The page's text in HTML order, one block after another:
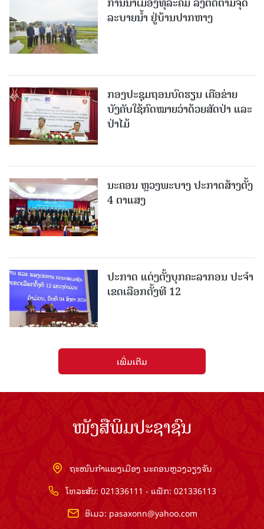
ລະບາຍນໍ້າ ຢູ່ບ້ານປາກຫາງ
ກອງປະຊຸມຖອນບົດຮຽນ ເຄືອຂ່າຍ
ບັງຄັບໃຊ້ກົດໝາຍວ່າດ້ວຍສັດປ່າ ແລະ
ປ່າໄມ້
ນະຄອນ ຫຼວງພະບາງ ປະ​ກາດ​ສ້າງ​ຕັ້ງ
4 ຕາແສງ
ປະກາດ ແຕ່ງຕັ້ງບຸກຄະລາກອນ ປະຈໍາ
ເຂດເລືອກຕັ້ງທີ 12
ເພີ່ມເຕີມ
ໜັງສືພິມປະຊາຊົນ
ຖະໜົນກຳແພງເມືອງ ນະຄອນຫຼວງວຽງຈັນ
ໂທລະສັບ: 021336111 - ແຟັກ: 021336113
ອີເມວ: pasaxonn@yahoo.com